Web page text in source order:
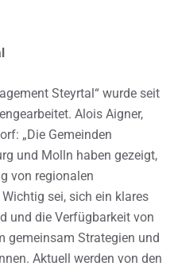
Steyrtal“ wurde seit
Alois Aigner,
„Die Gemeinden
und Molln haben gezeigt,
von regionalen
sei, sich ein klares
und die Verfügbarkeit von
gemeinsam Strategien und
Aktuell werden von den